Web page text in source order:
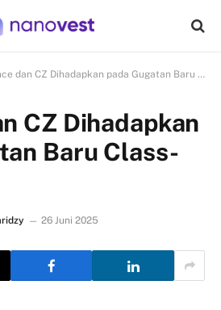
dan CZ Dihadapkan pada Gugatan Baru Class-Action
CZ Dihadapkan
Baru Class-
26 Juni 2025